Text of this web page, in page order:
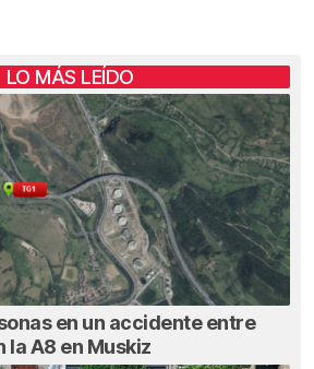
LO MÁS LEÍDO
en un accidente entre
la A8 en Muskiz